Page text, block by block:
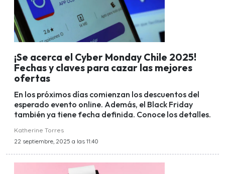
¡Se acerca el Cyber Monday Chile 2025!
Fechas y claves para cazar las mejores
ofertas
En los próximos días comienzan los descuentos del
esperado evento online. Además, el Black Friday
también ya tiene fecha definida. Conoce los detalles.
Katherine Torres
22 septiembre, 2025 a las 11:40